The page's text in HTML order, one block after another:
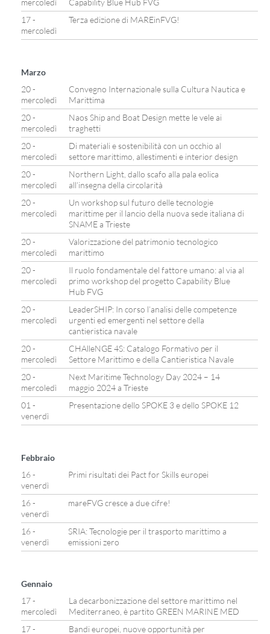
mercoledì
Capability Blue Hub FVG
17 -
mercoledì
Terza edizione di MAREinFVG!
Marzo
20 -
mercoledì
Convegno Internazionale sulla Cultura Nautica e
Marittima
20 -
mercoledì
Naos Ship and Boat Design mette le vele ai
traghetti
20 -
mercoledì
Di materiali e sostenibilità con un occhio al
settore marittimo, allestimenti e interior design
20 -
mercoledì
Northern Light, dallo scafo alla pala eolica
all’insegna della circolarità
20 -
mercoledì
Un workshop sul futuro delle tecnologie
marittime per il lancio della nuova sede italiana di
SNAME a Trieste
20 -
mercoledì
Valorizzazione del patrimonio tecnologico
marittimo
20 -
mercoledì
Il ruolo fondamentale del fattore umano: al via al
primo workshop del progetto Capability Blue
Hub FVG
20 -
mercoledì
LeaderSHIP: In corso l’analisi delle competenze
urgenti ed emergenti nel settore della
cantieristica navale
20 -
mercoledì
CHAlleNGE 4S: Catalogo Formativo per il
Settore Marittimo e della Cantieristica Navale
20 -
mercoledì
Next Maritime Technology Day 2024 – 14
maggio 2024 a Trieste
01 -
venerdì
Presentazione dello SPOKE 3 e dello SPOKE 12
Febbraio
16 -
venerdì
Primi risultati dei Pact for Skills europei
16 -
venerdì
mareFVG cresce a due cifre!
16 -
venerdì
SRIA: Tecnologie per il trasporto marittimo a
emissioni zero
Gennaio
17 -
mercoledì
La decarbonizzazione del settore marittimo nel
Mediterraneo, è partito GREEN MARINE MED
17 -
Bandi europei, nuove opportunità per